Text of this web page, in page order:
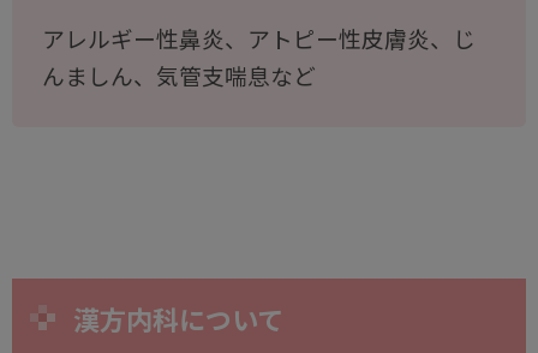
アレルギー性鼻炎、アトピー性皮膚炎、じ
んましん、気管支喘息など
漢方内科について